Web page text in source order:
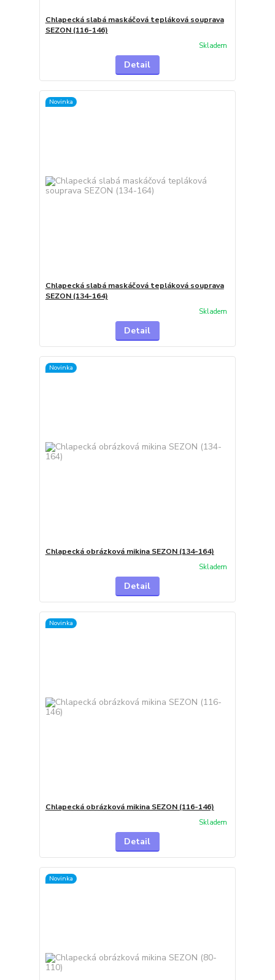
Chlapecká slabá maskáčová tepláková souprava
SEZON (116-146)
Skladem
Detail
Novinka
Chlapecká slabá maskáčová tepláková souprava
SEZON (134-164)
Skladem
Detail
Novinka
Chlapecká obrázková mikina SEZON (134-164)
Skladem
Detail
Novinka
Chlapecká obrázková mikina SEZON (116-146)
Skladem
Detail
Novinka